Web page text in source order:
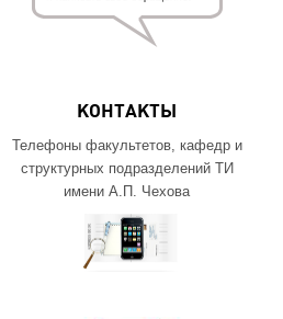
КОНТАКТЫ
Телефоны факультетов, кафедр и
структурных подразделений ТИ
имени А.П. Чехова